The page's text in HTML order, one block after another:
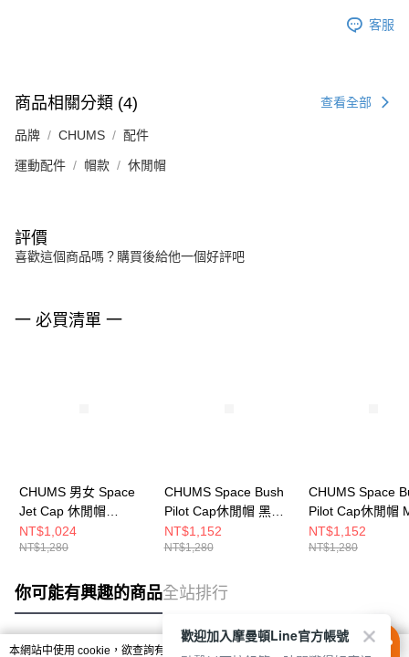
客服
商品相關分類 (4) 查看全部
品牌 CHUMS 配件
運動配件 帽款 休閒帽
評價
喜歡這個商品嗎？購買後給他一個好評吧
一 必買清單 一
CHUMS 男女 Space
Jet Cap 休閒帽
CH051422A001
NT$1,024
NT$1,280
CHUMS Space Bush
Pilot Cap休閒帽 黑色
CH051453K001
NT$1,152
NT$1,280
CHUMS Space
Pilot Cap休閒帽
CH051453Z409
NT$1,152
NT$1,280
你可能有興趣的商品全站排行
本網站中使用 cookie，欲查詢有關本網站使用 cookie 方式之詳情，及若您不希
歡迎加入摩曼頓Line官方帳號